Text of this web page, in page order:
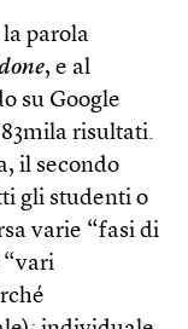
parola
, e al
su Google
risultati.
il secondo
gli studenti o
varie “fasi di
“vari